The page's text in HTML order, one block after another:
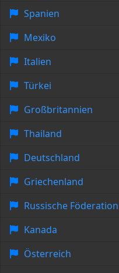
Spanien
Mexiko
Italien
Türkei
Großbritannien
Thailand
Deutschland
Griechenland
Russische Föderation
Kanada
Österreich